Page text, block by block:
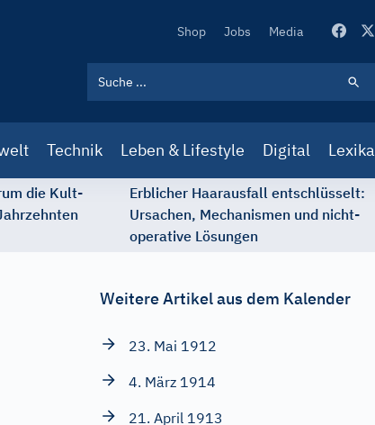
Secondary
Shop Jobs Media
Technik Leben & Lifestyle Digital Lexika
die Kult-
Erblicher Haarausfall entschlüsselt:
Ursachen, Mechanismen und nicht-
operative Lösungen
Weitere Artikel aus dem Kalender
23. Mai 1912
4. März 1914
21. April 1913